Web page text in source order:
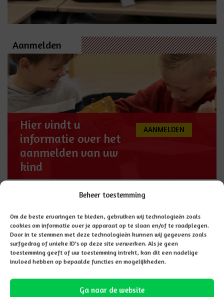
Beheer toestemming
Om de beste ervaringen te bieden, gebruiken wij technologieën zoals
cookies om informatie over je apparaat op te slaan en/of te raadplegen.
Door in te stemmen met deze technologieën kunnen wij gegevens zoals
surfgedrag of unieke ID's op deze site verwerken. Als je geen
toestemming geeft of uw toestemming intrekt, kan dit een nadelige
invloed hebben op bepaalde functies en mogelijkheden.
Ga naar de website
Aanmelden
Hier vindt u
informatie over het
aanmelden van uw
kind
AANMELDEN
Deze school maakt
onderdeel uit van
scholengroep Hannah
LEES MEER